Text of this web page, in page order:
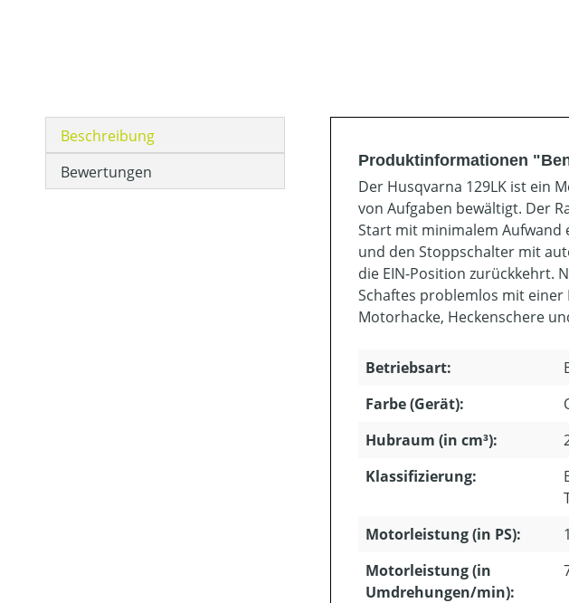
Beschreibung
Bewertungen
Produktinformationen
Der Husqvarna 129LK ist ein
von Aufgaben bewältigt. Der
Start mit minimalem
und den Stoppschalter mit
die EIN-Position zurückkehrt.
Schaftes problemlos mit einer
Motorhacke, Heckenschere
Betriebsart:
Farbe (Gerät):
Hubraum (in cm³):
Klassifizierung:
Motorleistung (in PS):
Motorleistung (in
Umdrehungen/min):